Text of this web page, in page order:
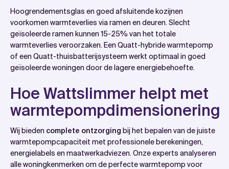
Hoogrendementsglas en goed afsluitende kozijnen
voorkomen warmteverlies via ramen en deuren. Slecht
geïsoleerde ramen kunnen 15-25% van het totale
warmteverlies veroorzaken. Een Quatt-hybride warmtepomp
of een Quatt-thuisbatterijsysteem werkt optimaal in goed
geïsoleerde woningen door de lagere energiebehoefte.
Hoe Wattslimmer helpt met
warmtepompdimensionering
Wij bieden complete ontzorging bij het bepalen van de juiste
warmtepompcapaciteit met professionele berekeningen,
energielabels en maatwerkadviezen. Onze experts analyseren
alle woningkenmerken om de perfecte warmtepomp voor